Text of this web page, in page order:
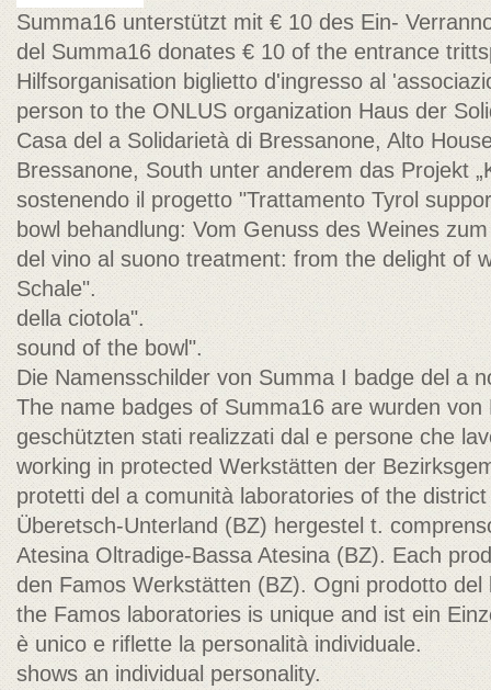
Summa16 unterstützt mit € 10 des Ein-
del Summa16 donates € 10 of the entrance
Hilfsorganisation biglietto d'ingresso al
person to the ONLUS organization Haus der
Casa del a Solidarietà di Bressanone, Alto
Bressanone, South unter anderem das Projekt
sostenendo il progetto "Trattamento Tyrol
bowl behandlung: Vom Genuss des Weines
del vino al suono treatment: from the delight of
Schale".
della ciotola".
sound of the bowl".
Die Namensschilder von Summa I badge del a
The name badges of Summa16 are wurden von
geschützten stati realizzati dal e persone che
working in protected Werkstätten der
protetti del a comunità laboratories of the
Überetsch-Unterland (BZ) hergestel t.
Atesina Oltradige-Bassa Atesina (BZ). Each
den Famos Werkstätten (BZ). Ogni prodotto
the Famos laboratories is unique and ist ein
è unico e riflette la personalità individuale.
shows an individual personality.